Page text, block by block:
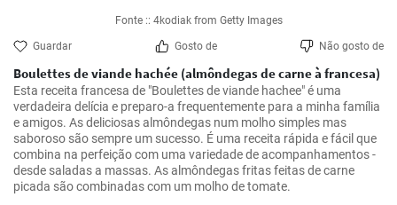
Fonte :: 4kodiak from Getty Images
Guardar Gosto de Não gosto de
Boulettes de viande hachée (almôndegas de carne à francesa)
Esta receita francesa de "Boulettes de viande hachee" é uma
verdadeira delícia e preparo-a frequentemente para a minha família
e amigos. As deliciosas almôndegas num molho simples mas
saboroso são sempre um sucesso. É uma receita rápida e fácil que
combina na perfeição com uma variedade de acompanhamentos -
desde saladas a massas. As almôndegas fritas feitas de carne